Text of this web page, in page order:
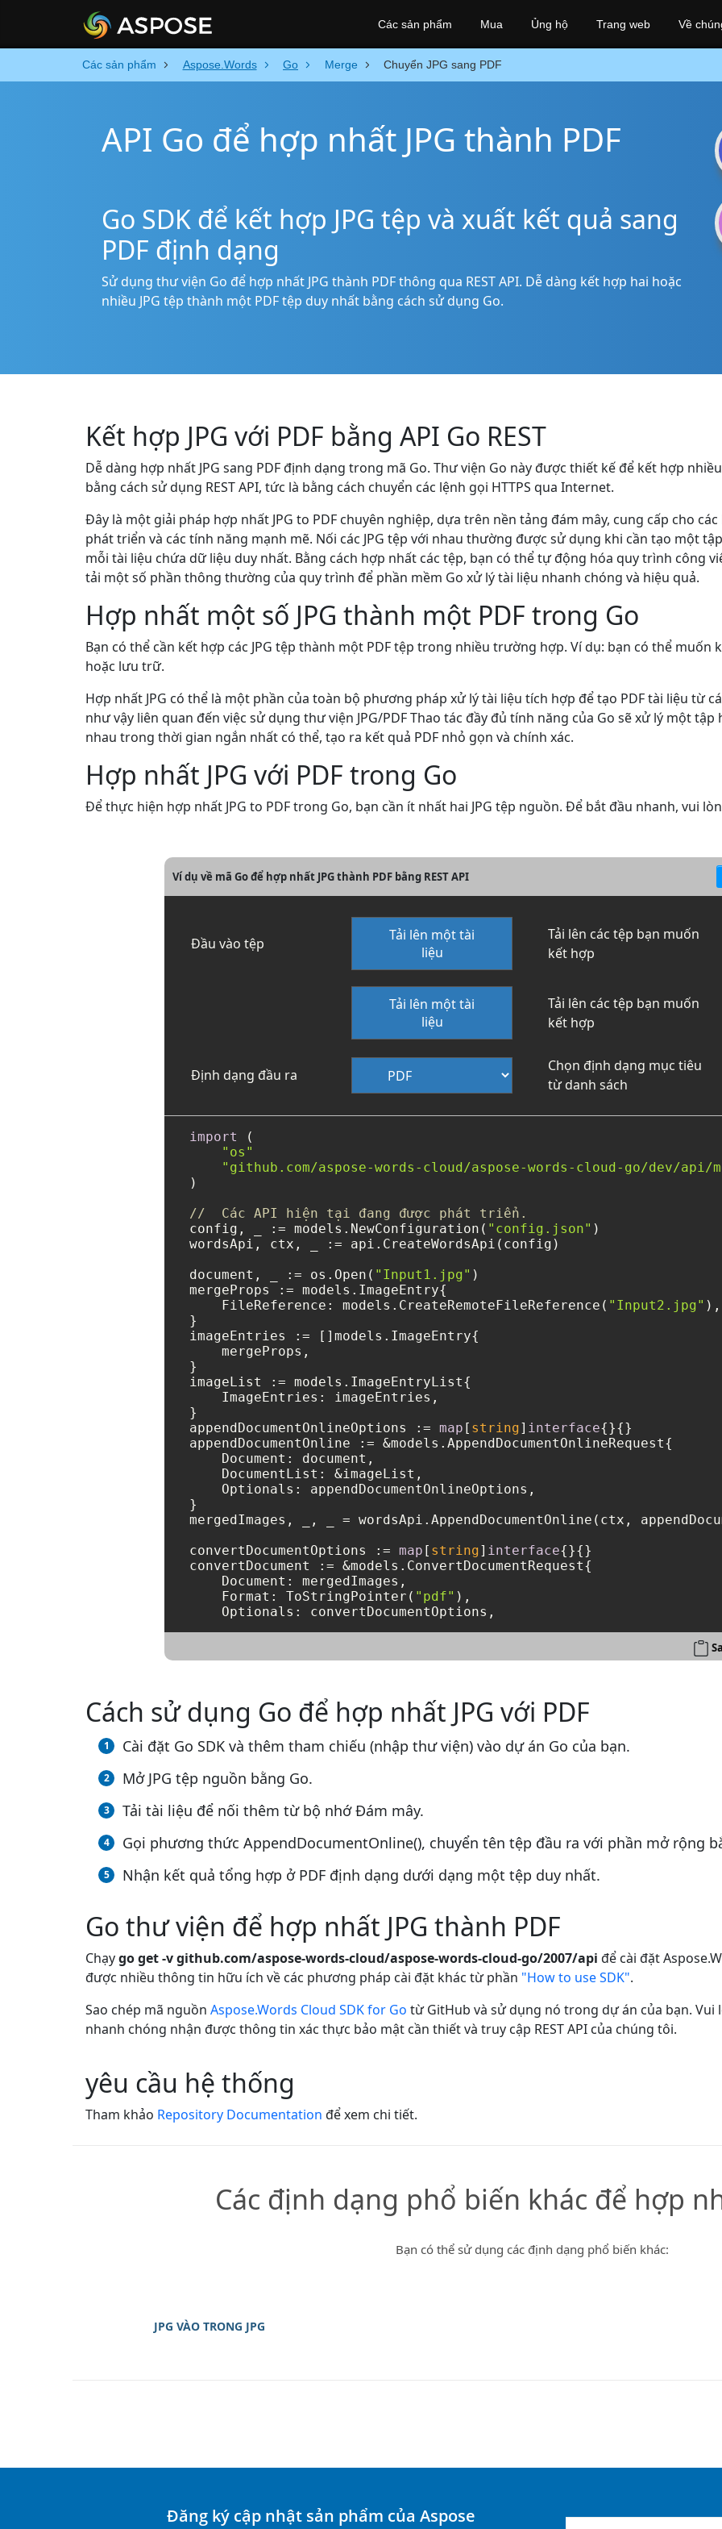
Các sản phẩm Aspose.Words Go Merge Chuyển JPG sang PDF
API Go để hợp nhất JPG thành PDF
Go SDK để kết hợp JPG tệp và xuất kết quả sang
PDF định dạng
Sử dụng thư viện Go để hợp nhất JPG thành PDF thông qua REST API. Dễ dàng kết hợp hai hoặc
nhiều JPG tệp thành một PDF tệp duy nhất bằng cách sử dụng Go.
Kết hợp JPG với PDF bằng API Go REST
Dễ dàng hợp nhất JPG sang PDF định dạng trong mã Go. Thư viện Go này được thiết kế để kết hợp
bằng cách sử dụng REST API, tức là bằng cách chuyển các lệnh gọi HTTPS qua Internet.
Đây là một giải pháp hợp nhất JPG to PDF chuyên nghiệp, dựa trên nền tảng đám mây, cung cấp cho
phát triển và các tính năng mạnh mẽ. Nối các JPG tệp với nhau thường được sử dụng khi cần tạo một
mỗi tài liệu chứa dữ liệu duy nhất. Bằng cách hợp nhất các tệp, bạn có thể tự động hóa quy trình công
tải một số phần thông thường của quy trình để phần mềm Go xử lý tài liệu nhanh chóng và hiệu quả.
Hợp nhất một số JPG thành một PDF trong Go
Bạn có thể cần kết hợp các JPG tệp thành một PDF tệp trong nhiều trường hợp. Ví dụ: bạn có thể muốn
hoặc lưu trữ.
Hợp nhất JPG có thể là một phần của toàn bộ phương pháp xử lý tài liệu tích hợp để tạo PDF tài liệu từ
như vậy liên quan đến việc sử dụng thư viện JPG/PDF Thao tác đầy đủ tính năng của Go sẽ xử lý một tập
nhau trong thời gian ngắn nhất có thể, tạo ra kết quả PDF nhỏ gọn và chính xác.
Hợp nhất JPG với PDF trong Go
Để thực hiện hợp nhất JPG to PDF trong Go, bạn cần ít nhất hai JPG tệp nguồn. Để bắt đầu nhanh, vui
Ví dụ về mã Go để hợp nhất JPG thành PDF bằng REST API
Đầu vào tệp
Tải lên một tài
liệu
Tải lên các tệp bạn muốn
kết hợp
Tải lên một tài
liệu
Tải lên các tệp bạn muốn
kết hợp
Định dạng đầu ra
Chọn định dạng mục tiêu
từ danh sách
import
(
"os"
"github.com/aspose-words-cloud/aspose-words-cloud-go/dev/api/
)
//  Các API hiện tại đang được phát triển.
config, _ := models.NewConfiguration( "config.json" )
wordsApi, ctx, _ := api.CreateWordsApi(config)
document, _ := os.Open( "Input1.jpg" )
mergeProps := models.ImageEntry{
    FileReference: models.CreateRemoteFileReference(
"Input2.jpg" ),
}
imageEntries := []models.ImageEntry{
    mergeProps,
}
imageList := models.ImageEntryList{
    ImageEntries: imageEntries,
}
appendDocumentOnlineOptions := map [ string] interface{}{}
appendDocumentOnline := &models.AppendDocumentOnlineRequest{
    Document: document,
    DocumentList: &imageList,
    Optionals: appendDocumentOnlineOptions,
}
mergedImages, _, _ = wordsApi.AppendDocumentOnline(ctx,
convertDocumentOptions := map [ string] interface{}{}
convertDocument := &models.ConvertDocumentRequest{
    Document: mergedImages,
    Format: ToStringPointer(
"pdf" ),
Cách sử dụng Go để hợp nhất JPG với PDF
Cài đặt Go SDK và thêm tham chiếu (nhập thư viện) vào dự án Go của bạn.
Mở JPG tệp nguồn bằng Go.
Tải tài liệu để nối thêm từ bộ nhớ Đám mây.
Gọi phương thức AppendDocumentOnline(), chuyển tên tệp đầu ra với phần mở rộng
Nhận kết quả tổng hợp ở PDF định dạng dưới dạng một tệp duy nhất.
Go thư viện để hợp nhất JPG thành PDF
Chạygo get -v github.com/aspose-words-cloud/aspose-words-cloud-go/2007/api để cài đặt
được nhiều thông tin hữu ích về các phương pháp cài đặt khác từ phần "How to use SDK".
Sao chép mã nguồn Aspose.Words Cloud SDK for Go từ GitHub và sử dụng nó trong dự án của bạn. Vui
nhanh chóng nhận được thông tin xác thực bảo mật cần thiết và truy cập REST API của chúng tôi.
yêu cầu hệ thống
Tham khảo Repository Documentation để xem chi tiết.
Các định dạng phổ biến khác để hợp
Bạn có thể sử dụng các định dạng phổ biến khác:
JPG VÀO TRONG JPG
Các sản phẩm Mua Ủng hộ Trang web Về
Đăng ký cập nhật sản phẩm của Aspose